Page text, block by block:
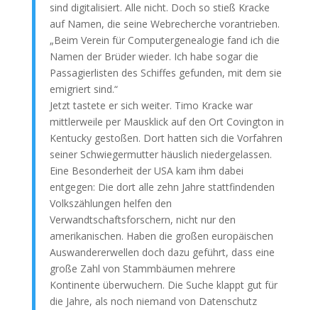
sind digitalisiert. Alle nicht. Doch so stieß Kracke
auf Namen, die seine Webrecherche vorantrieben.
„Beim Verein für Computergenealogie fand ich die
Namen der Brüder wieder. Ich habe sogar die
Passagierlisten des Schiffes gefunden, mit dem sie
emigriert sind.“
Jetzt tastete er sich weiter. Timo Kracke war
mittlerweile per Mausklick auf den Ort Covington in
Kentucky gestoßen. Dort hatten sich die Vorfahren
seiner Schwiegermutter häuslich niedergelassen.
Eine Besonderheit der USA kam ihm dabei
entgegen: Die dort alle zehn Jahre stattfindenden
Volkszählungen helfen den
Verwandtschaftsforschern, nicht nur den
amerikanischen. Haben die großen europäischen
Auswandererwellen doch dazu geführt, dass eine
große Zahl von Stammbäumen mehrere
Kontinente überwuchern. Die Suche klappt gut für
die Jahre, als noch niemand von Datenschutz